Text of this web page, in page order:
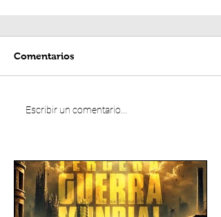
Comentarios
Escribir un comentario...